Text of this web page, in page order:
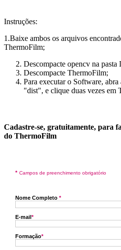
Instruções:
1.Baixe ambos os arquivos
ThermoFilm;
Descompacte opencv na
Descompacte ThermoFilm;
Para executar o Software,
"dist", e clique duas vezes em
Cadastre-se, gratuitamente, para
do ThermoFilm